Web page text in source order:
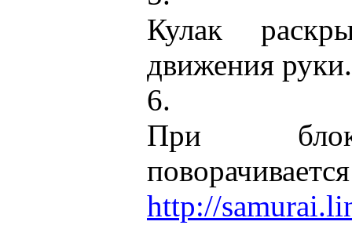
Кулак
движения руки.
6.
При
http://